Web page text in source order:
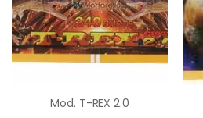
Mod. T-REX 2.0